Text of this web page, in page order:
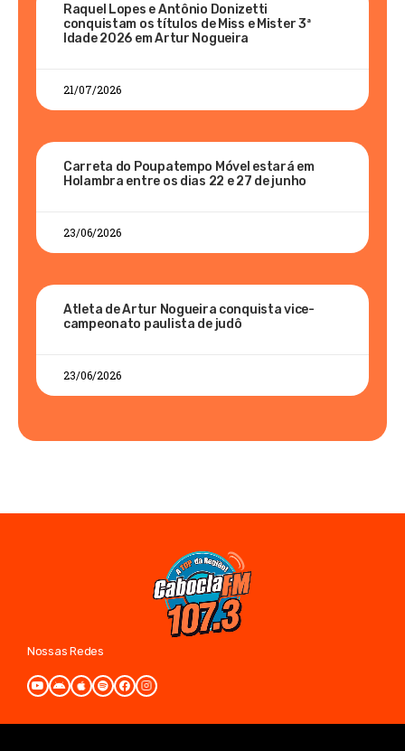
Raquel Lopes e Antônio Donizetti
conquistam os títulos de Miss e Mister 3ª
Idade 2026 em Artur Nogueira
21/07/2026
Carreta do Poupatempo Móvel estará em
Holambra entre os dias 22 e 27 de junho
23/06/2026
Atleta de Artur Nogueira conquista vice-
campeonato paulista de judô
23/06/2026
Nossas Redes